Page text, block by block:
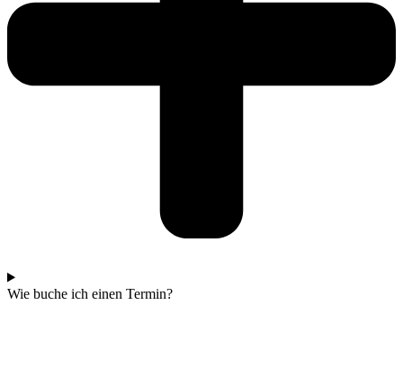
Wie buche ich einen Termin?